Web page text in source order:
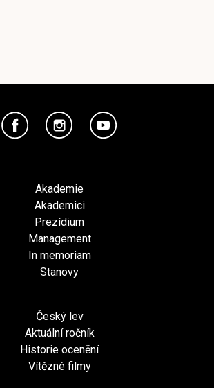
Akademie
Akademici
Prezídium
Management
In memoriam
Stanovy
Český lev
Aktuální ročník
Historie ocenění
Vítězné filmy